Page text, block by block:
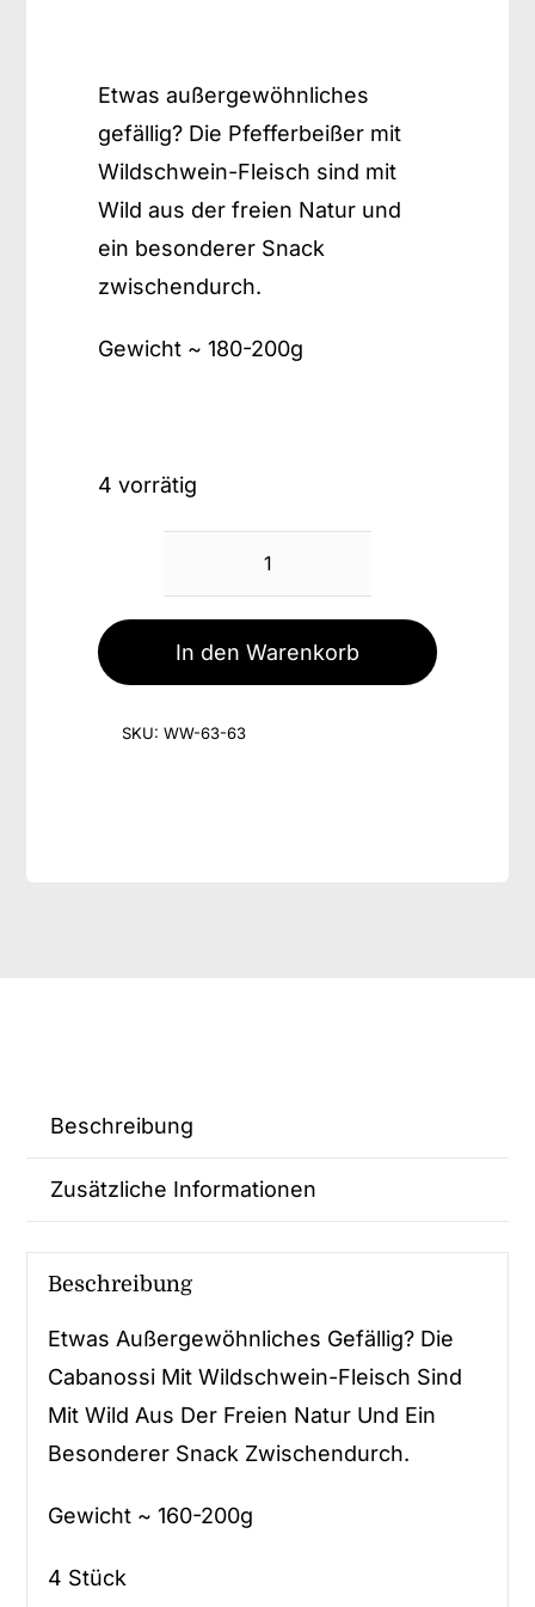
Downloads
Etwas außergewöhnliches
gefällig? Die Pfefferbeißer mit
Wildschwein-Fleisch sind mit
Wild aus der freien Natur und
ein besonderer Snack
zwischendurch.
Gewicht ~ 180-200g
4 vorrätig
Wildschwein-
Menge
In den Warenkorb
SKU:WW-63-63
Beschreibung
Zusätzliche Informationen
Beschreibung
Etwas Außergewöhnliches Gefällig? Die
Cabanossi Mit Wildschwein-Fleisch Sind
Mit Wild Aus Der Freien Natur Und Ein
Besonderer Snack Zwischendurch.
Gewicht ~ 160-200g
4 Stück